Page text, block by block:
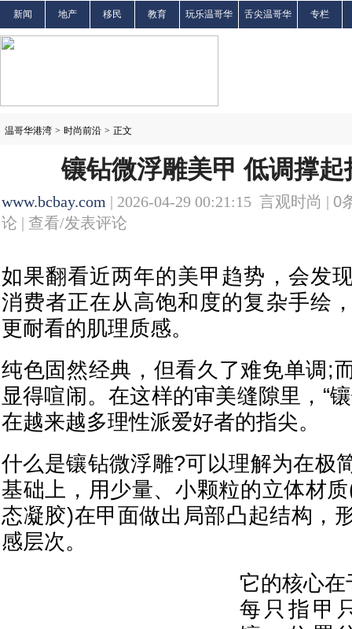
新闻 地产 移民 教育 玩乐温哥华 舌尖温哥华 专栏
温哥华港湾 > 时尚前沿 > 正文
镶钻微浮雕美甲 低调撑
www.bcbay.com | 2026-04-29 00:21:15 言观时尚 | 0
论 | 查看/发表评论
如果翻看近两年的美甲趋势，会发
消费者正在从高饱和度的复杂手绘
更耐看的肌理质感。
纯色固然经典，但看久了难免单调;
显得喧闹。在这样的审美缝隙里，“
在越来越多理性派爱好者的指尖。
什么是镶钻微浮雕?可以理解为在极
基础上，用少量、小颗粒的立体材
态凝胶)在甲面做出局部凸起结构，
感层次。
它的核心
每只指甲